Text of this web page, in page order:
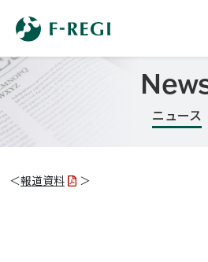
ニュース
＜報道資料 ＞